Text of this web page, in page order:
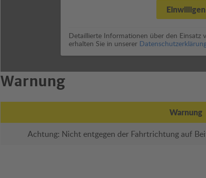
Einwilligen
Detaillierte Informationen über den Einsatz
erhalten Sie in unserer
Warnung
Warnung
Achtung: Nicht entgegen der Fahrtrichtung auf